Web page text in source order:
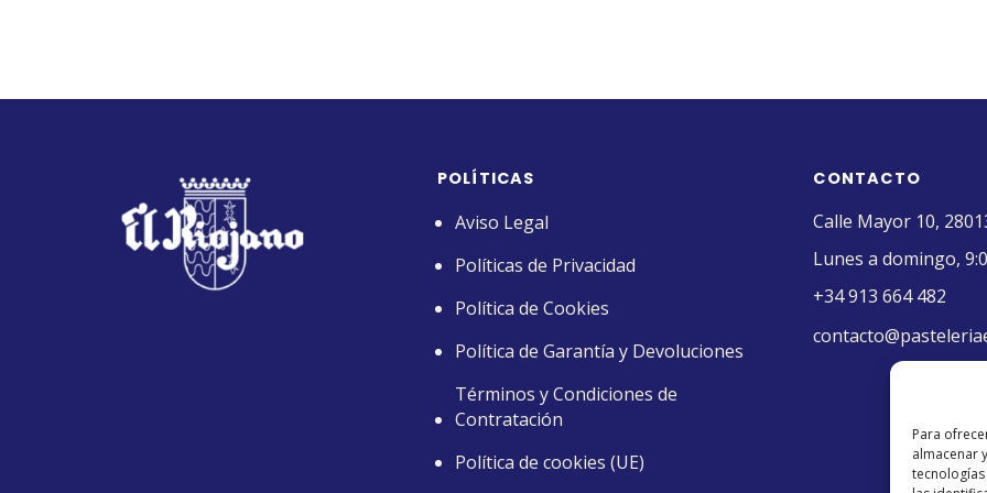
Para
almacenar
POLÍTICAS
Aviso Legal
Políticas de Privacidad
Política de Cookies
Política de Garantía y Devoluciones
Términos y Condiciones de
Contratación
Política de cookies (UE)
CONTACTO
Calle Mayor 10,
Lunes a domingo,
+34 913 664 482